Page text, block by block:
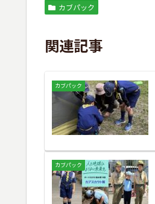
カブパック
関連記事
カブパック
カブパック